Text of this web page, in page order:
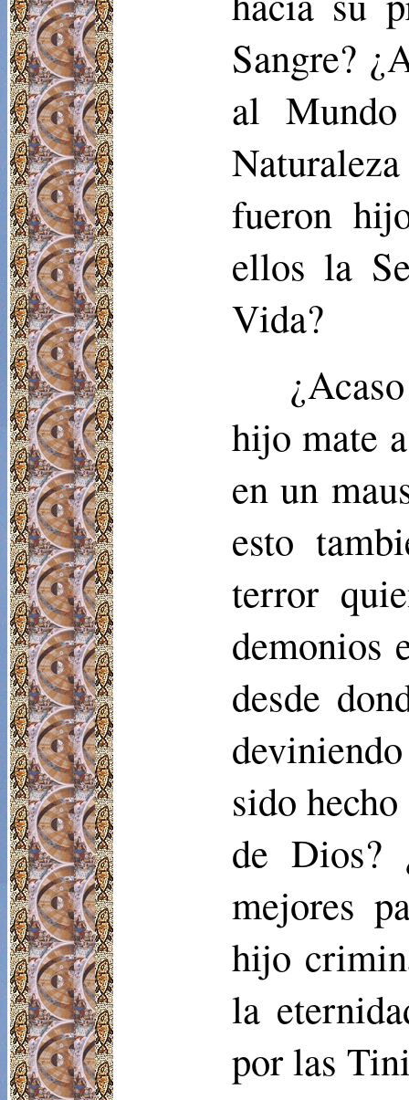
Sangre?
al
fueron
ellos la
Vida?
hijo mate
en un
esto
terror
demonios
desde
sido
de Dios?
mejores
hijo
la
por las